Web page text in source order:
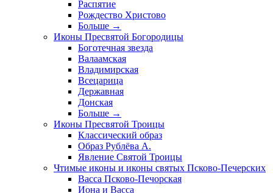
Распятие
Рождество Христово
Больше →
Иконы Пресвятой Богородицы
Боготечная звезда
Валаамская
Владимирская
Всецарица
Державная
Донская
Больше →
Иконы Пресвятой Троицы
Классический образ
Образ Рублёва А.
Явление Святой Троицы
Чтимые иконы и иконы святых Псково-Печерских
Васса Псково-Печорская
Иона и Васса